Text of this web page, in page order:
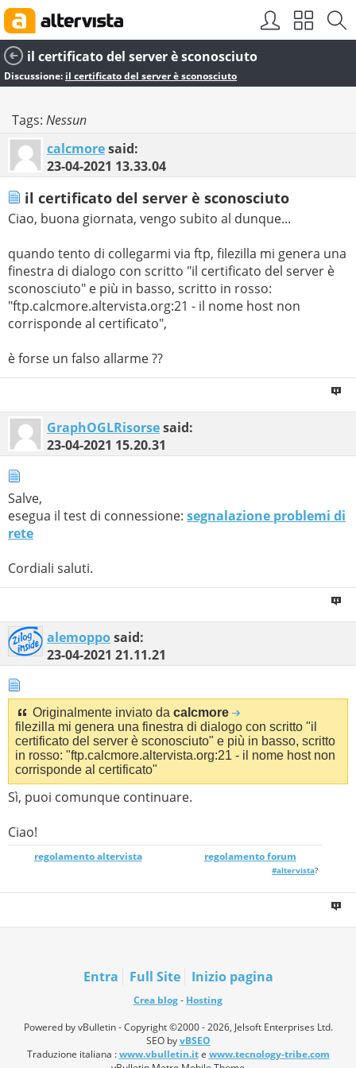
il certificato del server è sconosciuto
Discussione: il certificato del server è sconosciuto
Tags: Nessun
calcmoresaid:
23-04-2021 13.33.04
il certificato del server è sconosciuto
Ciao, buona giornata, vengo subito al dunque...
quando tento di collegarmi via ftp, filezilla mi genera una
finestra di dialogo con scritto "il certificato del server è
sconosciuto" e più in basso, scritto in rosso:
"ftp.calcmore.altervista.org:21 - il nome host non
corrisponde al certificato",
è forse un falso allarme ??
GraphOGLRisorsesaid:
23-04-2021 15.20.31
Salve,
esegua il test di connessione: segnalazione problemi di
rete
Cordiali saluti.
alemopposaid:
23-04-2021 21.11.21
Originalmente inviato da calcmore
filezilla mi genera una finestra di dialogo con scritto "il
certificato del server è sconosciuto" e più in basso, scritto
in rosso: "ftp.calcmore.altervista.org:21 - il nome host non
corrisponde al certificato"
Sì, puoi comunque continuare.
Ciao!
regolamento altervista_______________ regolamento forum
#altervista?
Entra Full Site Inizio pagina
Crea blog- Hosting
Powered by vBulletin - Copyright ©2000 - 2026, Jelsoft Enterprises Ltd.
SEO byvBSEO
Traduzione italiana :www.vbulletin.ite www.tecnology-tribe.com